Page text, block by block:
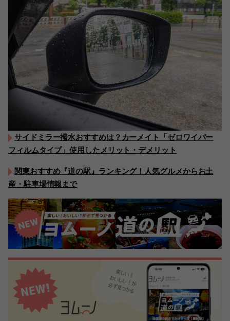
サイドミラー撥水おすすめは？カーメイト「ゼロワイパー
フィルムタイプ」使用したメリット・デメリット
関東おすすめ『道の駅』ランキング！人気グルメからお土
産・駐車場情報まで